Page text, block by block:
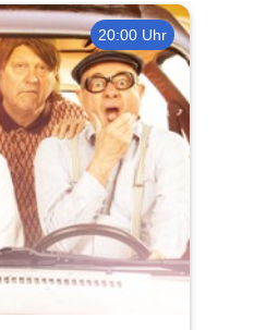
20:00 Uhr